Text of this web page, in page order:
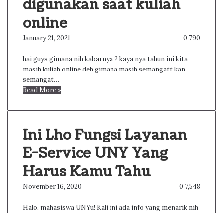
digunakan saat kuliah
online
January 21, 2021 0 790
hai guys gimana nih kabarnya ? kaya nya tahun ini kita
masih kuliah online deh gimana masih semangatt kan
semangat…
Read More »
Ini Lho Fungsi Layanan
E-Service UNY Yang
Harus Kamu Tahu
November 16, 2020 0 7,548
Halo, mahasiswa UNYu! Kali ini ada info yang menarik nih